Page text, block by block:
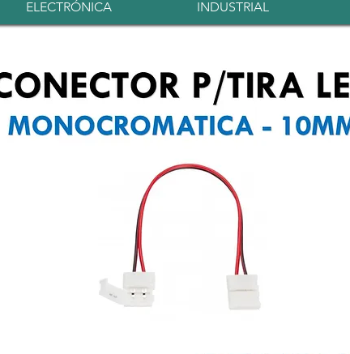
ELECTRÓNICA INDUSTRIAL